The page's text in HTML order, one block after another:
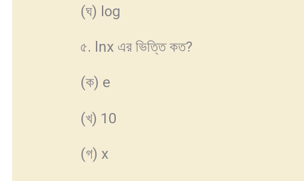
(ঘ) log
৫. lnx এর ভিত্তি কত?
(ক) e
(খ) 10
(গ) x